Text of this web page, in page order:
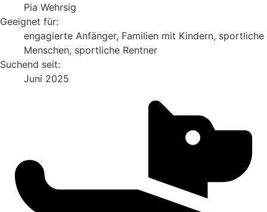
Pia Wehrsig
Geeignet für:
engagierte Anfänger, Familien mit Kindern, sportliche
Menschen, sportliche Rentner
Suchend seit:
Juni 2025